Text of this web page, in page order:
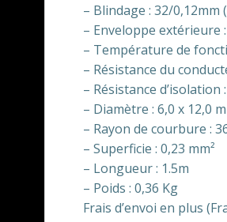
– Blindage : 32/
– Enveloppe extérieure
– Température de
– Résistance du
– Résistance d’isolation
– Diamètre : 6,0 x 12,0
– Rayon de courbure :
– Superficie : 0,23 mm²
– Longueur : 1.5m
– Poids : 0,36 Kg
Frais d’envoi en plus